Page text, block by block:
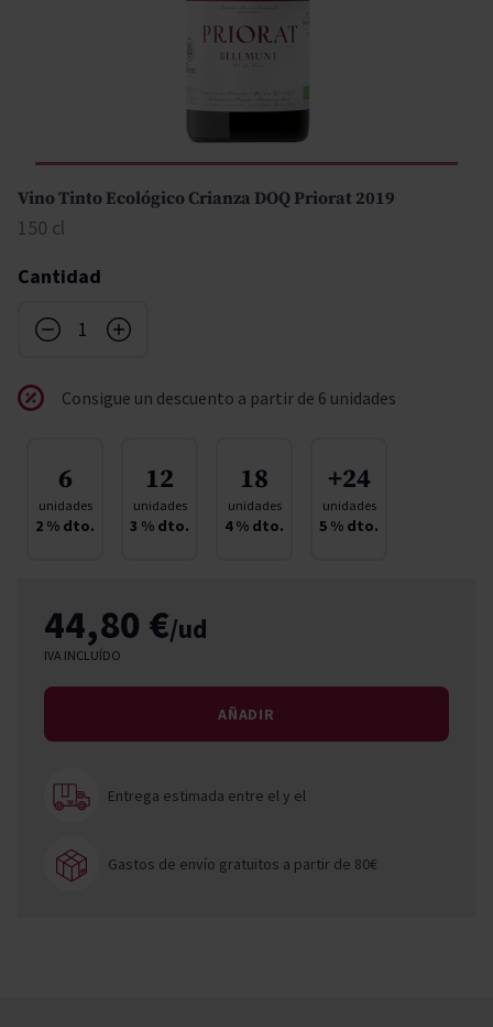
Vino Tinto Ecológico Crianza DOQ Priorat 2019
150 cl
Cantidad
Consigue un descuento a partir de 6 unidades
6
unidades
2 % dto.
12
unidades
3 % dto.
18
unidades
4% dto.
+24
unidades
5 % dto.
44,80 €/ud
IVA INCLUÍDO
AÑADIR
Entrega estimada entre ely el
Gastos de envío gratuitos a partir de 80€